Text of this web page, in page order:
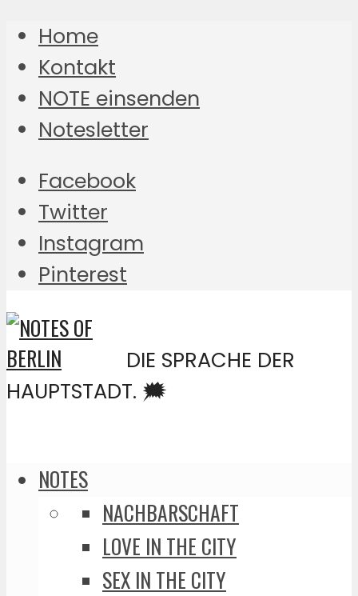
Home
Kontakt
NOTE einsenden
Notesletter
Facebook
Twitter
Instagram
Pinterest
DIE SPRACHE DER
HAUPTSTADT. 🗯️
NOTES
NACHBARSCHAFT
LOVE IN THE CITY
SEX IN THE CITY